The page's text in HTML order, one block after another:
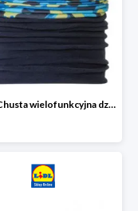
lupilu Chusta wielofunkcyjna dziecięca